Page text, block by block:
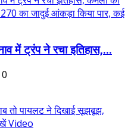
में ट्रंप ने रचा इतिहास,...
0